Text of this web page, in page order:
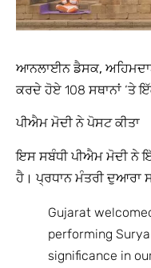
ਆਨਲਾਈਨ ਡੈਸਕ,
ਕਰਦੇ ਹੋਏ 108 ਸਥਾਨਾਂ ‘ਤੇ
ਪੀਐਮ ਮੋਦੀ ਨੇ ਪੋਸਟ ਕੀਤਾ
ਇਸ ਸਬੰਧੀ ਪੀਐਮ ਮੋਦੀ ਨੇ
ਹੈ। ਪ੍ਰਧਾਨ ਮੰਤਰੀ ਦੁਆਰਾ
Gujarat
performing
significance in